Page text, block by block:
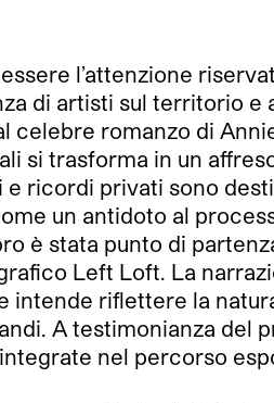
l’attenzione
di artisti sul territorio
celebre romanzo di
si trasforma in un
ricordi privati sono
un antidoto al
è stata punto di
Left Loft. La
riflettere la
A testimonianza del
nel percorso